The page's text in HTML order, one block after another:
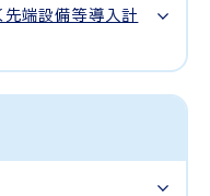
先端設備等導入計